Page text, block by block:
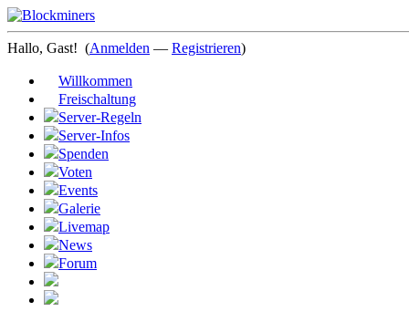
Hallo, Gast! (Anmelden — Registrieren)
Willkommen
Freischaltung
Server-Regeln
Server-Infos
Spenden
Voten
Events
Galerie
Livemap
News
Forum